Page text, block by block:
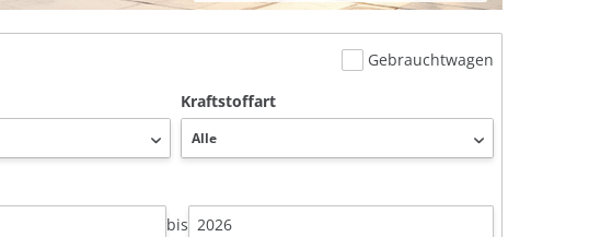
Gebrauchtwagen
Kraftstoffart
bis